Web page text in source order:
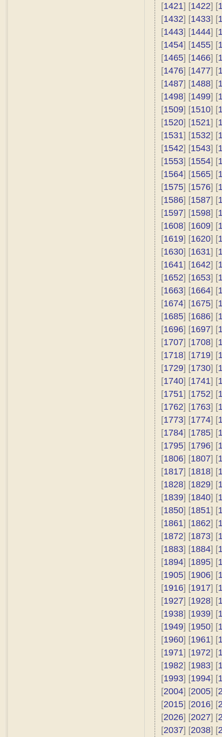
[1421] [1422] [
[1432] [1433] [
[1443] [1444] [
[1454] [1455] [
[1465] [1466] [
[1476] [1477] [
[1487] [1488] [
[1498] [1499] [
[1509] [1510] [
[1520] [1521] [
[1531] [1532] [
[1542] [1543] [
[1553] [1554] [
[1564] [1565] [
[1575] [1576] [
[1586] [1587] [
[1597] [1598] [
[1608] [1609] [
[1619] [1620] [
[1630] [1631] [
[1641] [1642] [
[1652] [1653] [
[1663] [1664] [
[1674] [1675] [
[1685] [1686] [
[1696] [1697] [
[1707] [1708] [
[1718] [1719] [
[1729] [1730] [
[1740] [1741] [
[1751] [1752] [
[1762] [1763] [
[1773] [1774] [
[1784] [1785] [
[1795] [1796] [
[1806] [1807] [
[1817] [1818] [
[1828] [1829] [
[1839] [1840] [
[1850] [1851] [
[1861] [1862] [
[1872] [1873] [
[1883] [1884] [
[1894] [1895] [
[1905] [1906] [
[1916] [1917] [
[1927] [1928] [
[1938] [1939] [
[1949] [1950] [
[1960] [1961] [
[1971] [1972] [
[1982] [1983] [
[1993] [1994] [
[2004] [2005] [
[2015] [2016] [
[2026] [2027] [
[2037] [2038] [